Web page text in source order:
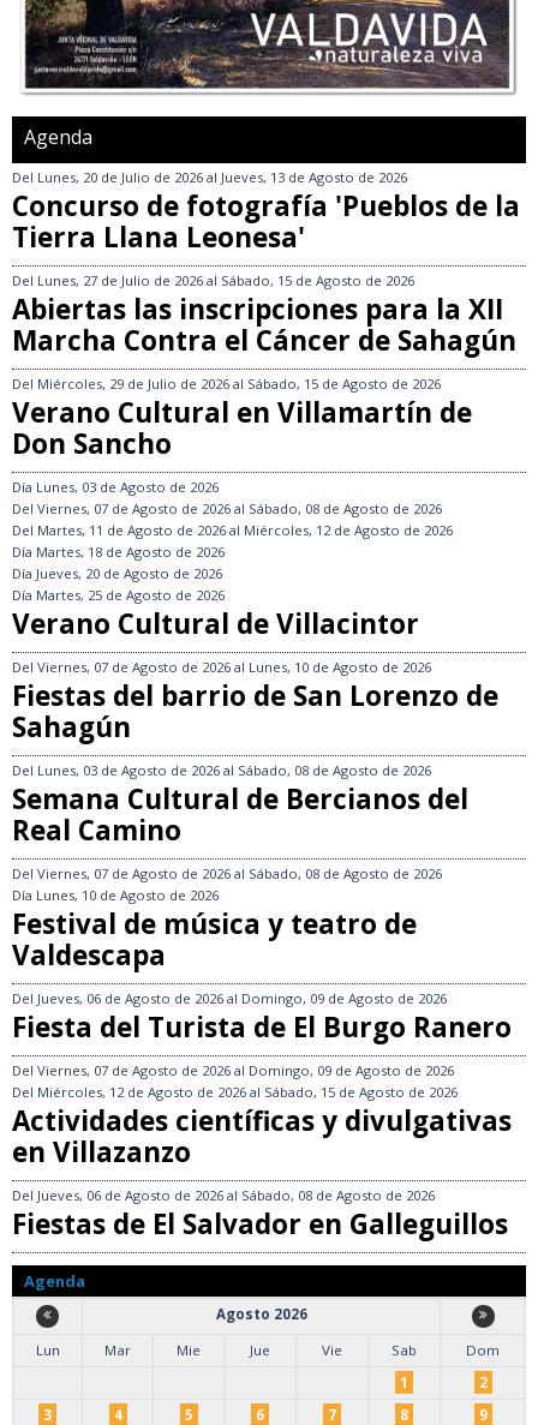
Agenda
Del Lunes, 20 de Julio de 2026 al Jueves, 13 de Agosto de 2026
Concurso de fotografía 'Pueblos de la
Tierra Llana Leonesa'
Del Lunes, 27 de Julio de 2026 al Sábado, 15 de Agosto de 2026
Abiertas las inscripciones para la XII
Marcha Contra el Cáncer de Sahagún
Del Miércoles, 29 de Julio de 2026 al Sábado, 15 de Agosto de 2026
Verano Cultural en Villamartín de
Don Sancho
Día Lunes, 03 de Agosto de 2026
Del Viernes, 07 de Agosto de 2026 al Sábado, 08 de Agosto de 2026
Del Martes, 11 de Agosto de 2026 al Miércoles, 12 de Agosto de 2026
Día Martes, 18 de Agosto de 2026
Día Jueves, 20 de Agosto de 2026
Día Martes, 25 de Agosto de 2026
Verano Cultural de Villacintor
Del Viernes, 07 de Agosto de 2026 al Lunes, 10 de Agosto de 2026
Fiestas del barrio de San Lorenzo de
Sahagún
Del Lunes, 03 de Agosto de 2026 al Sábado, 08 de Agosto de 2026
Semana Cultural de Bercianos del
Real Camino
Del Viernes, 07 de Agosto de 2026 al Sábado, 08 de Agosto de 2026
Día Lunes, 10 de Agosto de 2026
Festival de música y teatro de
Valdescapa
Del Jueves, 06 de Agosto de 2026 al Domingo, 09 de Agosto de 2026
Fiesta del Turista de El Burgo Ranero
Del Viernes, 07 de Agosto de 2026 al Domingo, 09 de Agosto de 2026
Del Miércoles, 12 de Agosto de 2026 al Sábado, 15 de Agosto de 2026
Actividades científicas y divulgativas
en Villazanzo
Del Jueves, 06 de Agosto de 2026 al Sábado, 08 de Agosto de 2026
Fiestas de El Salvador en Galleguillos
Agenda
Agosto 2026
Lun
Mar Mie Jue Vie Sab
Dom
1
2
3
4 5 6 7 8
9